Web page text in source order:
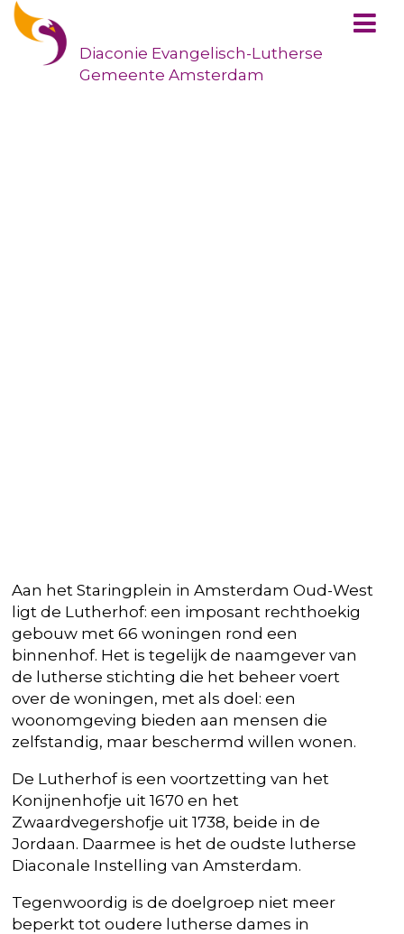
Diaconie Evangelisch-Lutherse
Gemeente Amsterdam
Projecten
Hofjes / erfgoed
Aan het Staringplein in Amsterdam Oud-West
ligt de Lutherhof: een imposant rechthoekig
gebouw met 66 woningen rond een
binnenhof. Het is tegelijk de naamgever van
de lutherse stichting die het beheer voert
over de woningen, met als doel: een
woonomgeving bieden aan mensen die
zelfstandig, maar beschermd willen wonen.
De Lutherhof is een voortzetting van het
Konijnenhofje uit 1670 en het
Zwaardvegershofje uit 1738, beide in de
Jordaan. Daarmee is het de oudste lutherse
Diaconale Instelling van Amsterdam.
Tegenwoordig is de doelgroep niet meer
beperkt tot oudere lutherse dames in